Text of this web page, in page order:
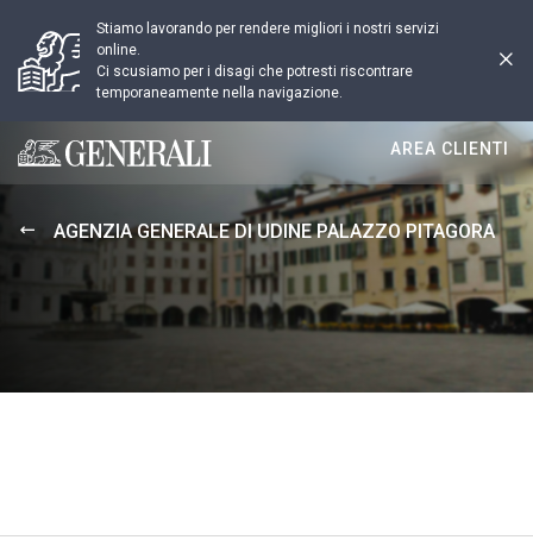
Stiamo lavorando per rendere migliori i nostri servizi
online.
Ci scusiamo per i disagi che potresti riscontrare
temporaneamente nella navigazione.
Generali logo
AREA CLIENTI
AGENZIA GENERALE DI UDINE PALAZZO PITAGORA